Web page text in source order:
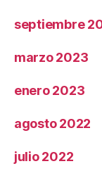
septiembre
marzo 2023
enero 2023
agosto 2022
julio 2022